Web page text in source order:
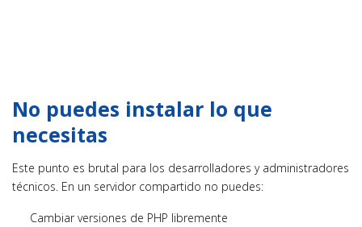
No puedes instalar lo que
necesitas
Este punto es brutal para los desarrolladores y administradores
técnicos. En un servidor compartido no puedes:
Cambiar versiones de PHP libremente